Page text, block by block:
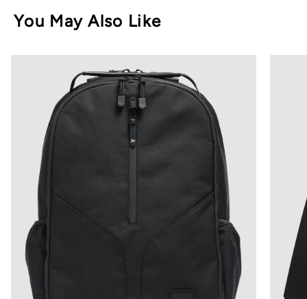
You May Also Like